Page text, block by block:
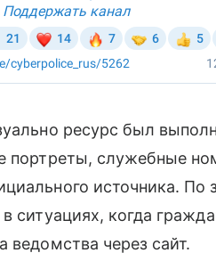
ресурс был
портреты, служебные
источника.
ситуациях, когда
ведомства через сайт.